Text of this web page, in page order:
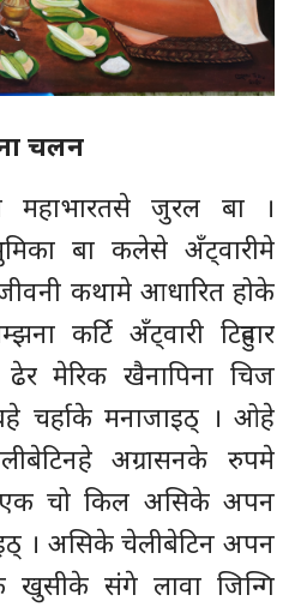
चलन
महाभारतसे जुरल बा ।
बा कलेसे अँट्वारीमे
कथामे आधारित होके
कर्टि अँट्वारी टिहुवार
ढेर मेरिक खैनापिना चिज
चर्हाके मनाजाइठ् । ओहे
अग्रासनके रुपमे
चो किल असिके अपन
। असिके चेलीबेटिन अपन
खुसीके संगे लावा जिन्गि